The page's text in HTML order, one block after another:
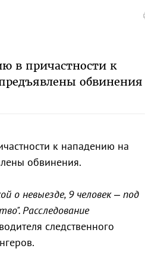
в причастности к
обвинения
к нападению на
обвинения.
о невыезде, 9 человек – под
Расследование
следственного